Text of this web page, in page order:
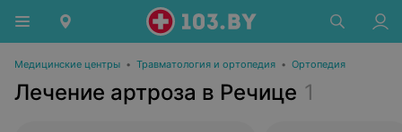
Медицинские центры • Травматология и ортопедия • Ортопедия
Лечение артроза в Речице 1